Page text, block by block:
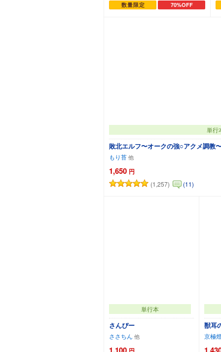
数量限定 70%OFF
カートに追加
単行
敗北エルフ〜オークの強○アクメ調教
もり苔
1,650 円
(1,257) (11)
単行本
さんぴー
ささちん
獣耳
京極